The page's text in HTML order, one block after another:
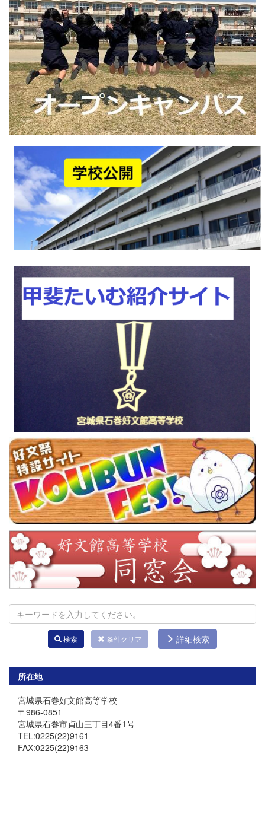
検索 条件クリア 詳細検索
所在地
宮城県石巻好文館高等学校
〒986-0851
宮城県石巻市貞山三丁目4番1号
TEL:0225(22)9161
FAX:0225(22)9163